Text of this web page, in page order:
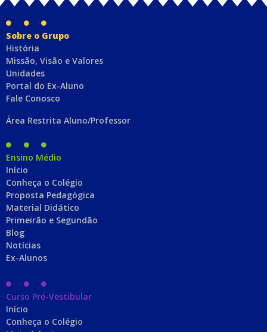
Sobre o Grupo
História
Missão, Visão e Valores
Unidades
Portal do Ex-Aluno
Fale Conosco
Área Restrita Aluno/Professor
Ensino Médio
Início
Conheça o Colégio
Proposta Pedagógica
Material Didático
Primeirão e Segundão
Blog
Notícias
Ex-Alunos
Curso Pré-Vestibular
Início
Conheça o Colégio